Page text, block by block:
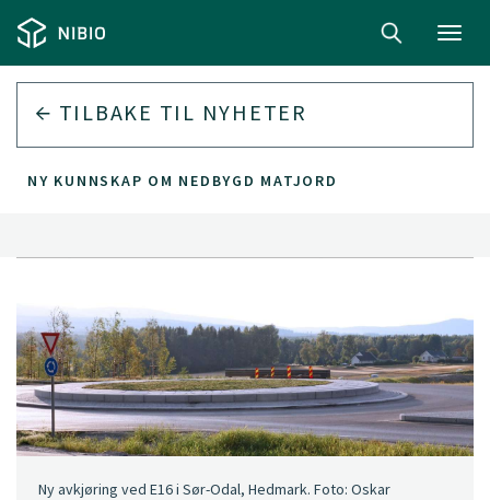
TILBAKE TIL NYHETER
NY KUNNSKAP OM NEDBYGD MATJORD
Ny avkjøring ved E16 i Sør-Odal, Hedmark. Foto: Oskar